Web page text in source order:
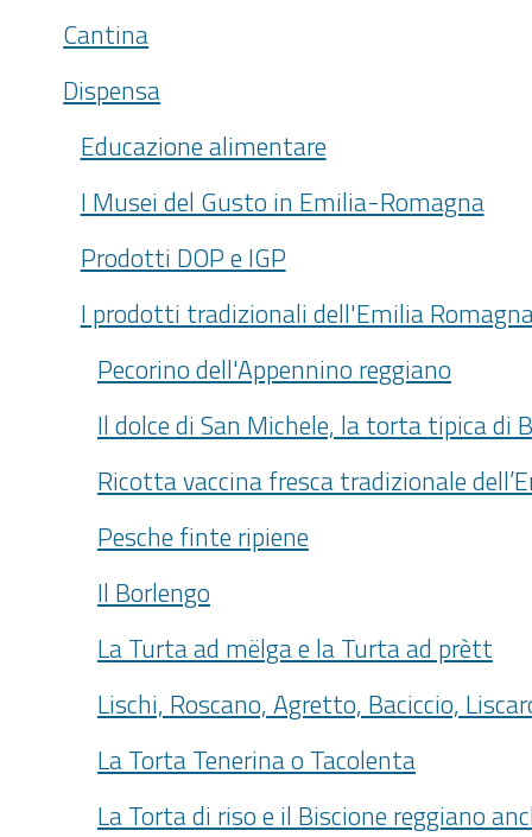
Cantina
Dispensa
Educazione alimentare
I Musei del Gusto in Emilia-Romagna
Prodotti DOP e IGP
I prodotti tradizionali dell'Emilia
Pecorino dell'Appennino reggiano
Il dolce di San Michele, la torta tipica di
Ricotta vaccina fresca tradizionale
Pesche finte ripiene
Il Borlengo
La Turta ad mëlga e la Turta ad prètt
Lischi, Roscano, Agretto, Baciccio,
La Torta Tenerina o Tacolenta
La Torta di riso e il Biscione reggiano